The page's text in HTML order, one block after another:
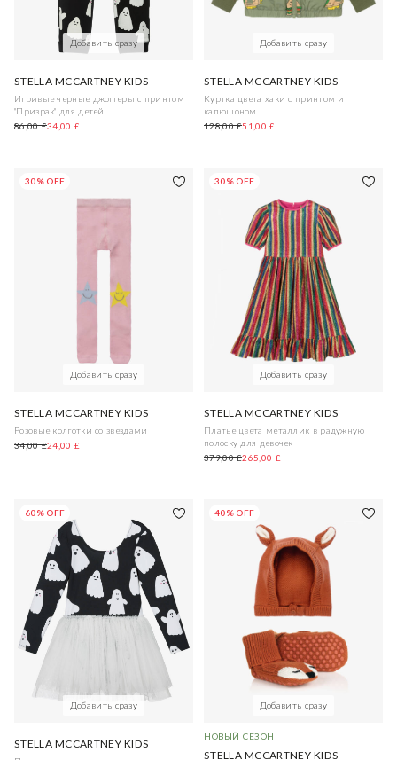
Добавить сразу
STELLA MCCARTNEY KIDS
Игривые черные джоггеры с принтом
"Призрак" для детей
86,00 £34,00 £
Добавить сразу
STELLA MCCARTNEY KIDS
Куртка цвета хаки с принтом и
капюшоном
128,00 £51,00 £
30% OFF
Добавить сразу
STELLA MCCARTNEY KIDS
Розовые колготки со звездами
34,00 £24,00 £
30% OFF
Добавить сразу
STELLA MCCARTNEY KIDS
Платье цвета металлик в радужную
полоску для девочек
379,00 £265,00 £
60% OFF
Добавить сразу
STELLA MCCARTNEY KIDS
40% OFF
Добавить сразу
НОВЫЙ СЕЗОН
STELLA MCCARTNEY KIDS